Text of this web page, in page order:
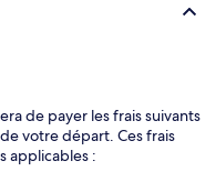
de payer les frais suivants
votre départ. Ces frais
applicables :